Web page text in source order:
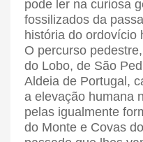
pode ler na curiosa
fossilizados da
história do ordovício
O percurso
do Lobo, de São
Aldeia de Portugal,
a elevação humana
pelas igualmente
do Monte e Covas